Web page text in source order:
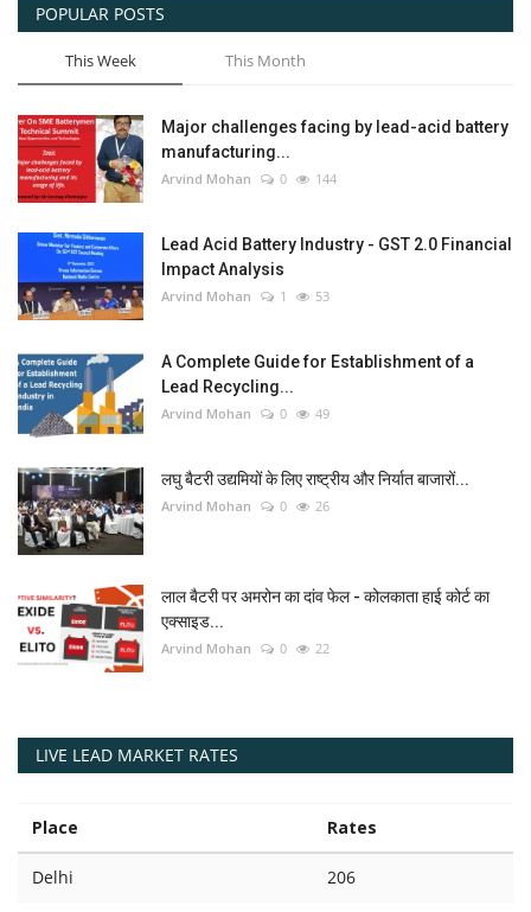
POPULAR POSTS
This Week This Month
Major challenges facing by lead-acid battery
manufacturing...
Arvind Mohan 0 144
Lead Acid Battery Industry - GST 2.0 Financial
Impact Analysis
Arvind Mohan 1 53
A Complete Guide for Establishment of a
Lead Recycling...
Arvind Mohan 0 49
लघु बैटरी उद्यमियों के लिए राष्ट्रीय और निर्यात बाजारों...
Arvind Mohan 0 26
लाल बैटरी पर अमरोन का दांव फेल - कोलकाता हाई कोर्ट का
एक्साइड...
Arvind Mohan 0 22
LIVE LEAD MARKET RATES
Place Rates
Delhi 206